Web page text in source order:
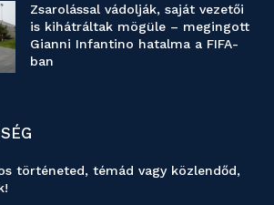
Zsarolással vádolják, saját vezetői
is kihátráltak mögüle – megingott
Gianni Infantino hatalma a FIFA-
ban
történeted, témád vagy közlendőd,